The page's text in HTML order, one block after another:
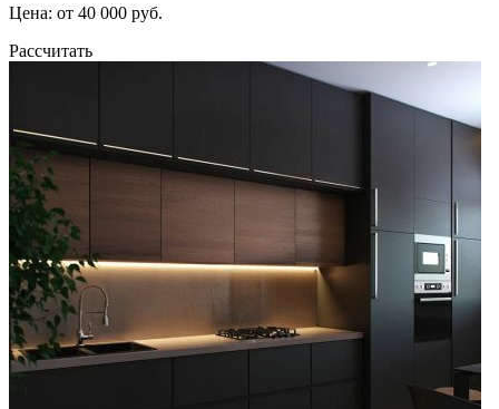
Цена: от 40 000 руб.
Рассчитать